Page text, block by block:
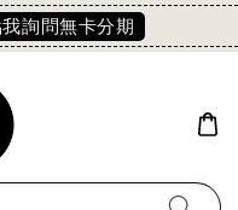
詢問無卡分期